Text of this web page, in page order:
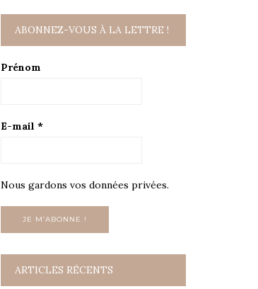
ABONNEZ-VOUS À LA LETTRE !
Prénom
E-mail *
Nous gardons vos données privées.
ARTICLES RÉCENTS